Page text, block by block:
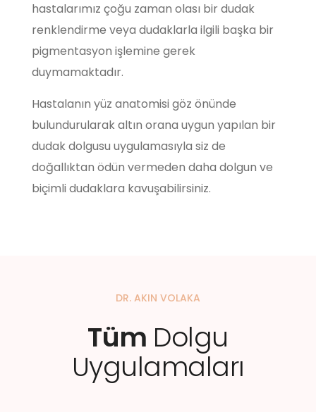
hastalarımız çoğu zaman olası bir dudak
renklendirme veya dudaklarla ilgili başka bir
pigmentasyon işlemine gerek
duymamaktadır.
Hastalanın yüz anatomisi göz önünde
bulundurularak altın orana uygun yapılan bir
dudak dolgusu uygulamasıyla siz de
doğallıktan ödün vermeden daha dolgun ve
biçimli dudaklara kavuşabilirsiniz.
DR. AKIN VOLAKA
Tüm Dolgu
Uygulamaları